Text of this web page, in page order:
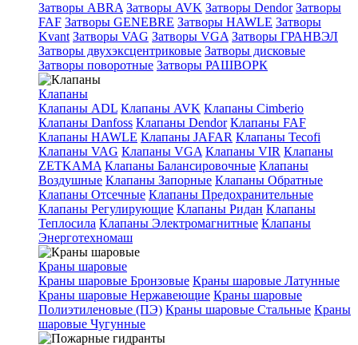
Затворы ABRA Затворы AVK Затворы Dendor Затворы
FAF Затворы GENEBRE Затворы HAWLE Затворы
Kvant Затворы VAG Затворы VGA Затворы ГРАНВЭЛ
Затворы двухэксцентриковые Затворы дисковые
Затворы поворотные Затворы РАШВОРК
Клапаны
Клапаны ADL Клапаны AVK Клапаны Cimberio
Клапаны Danfoss Клапаны Dendor Клапаны FAF
Клапаны HAWLE Клапаны JAFAR Клапаны Tecofi
Клапаны VAG Клапаны VGA Клапаны VIR Клапаны
ZETKAMA Клапаны Балансировочные Клапаны
Воздушные Клапаны Запорные Клапаны Обратные
Клапаны Отсечные Клапаны Предохранительные
Клапаны Регулирующие Клапаны Ридан Клапаны
Теплосила Клапаны Электромагнитные Клапаны
Энерготехномаш
Краны шаровые
Краны шаровые Бронзовые Краны шаровые Латунные
Краны шаровые Нержавеющие Краны шаровые
Полиэтиленовые (ПЭ) Краны шаровые Стальные Краны
шаровые Чугунные